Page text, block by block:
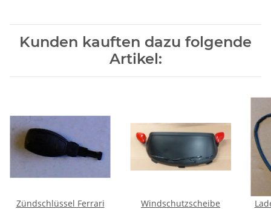
Kunden kauften dazu folgende
Artikel:
Zündschlüssel Ferrari
Windschutzscheibe